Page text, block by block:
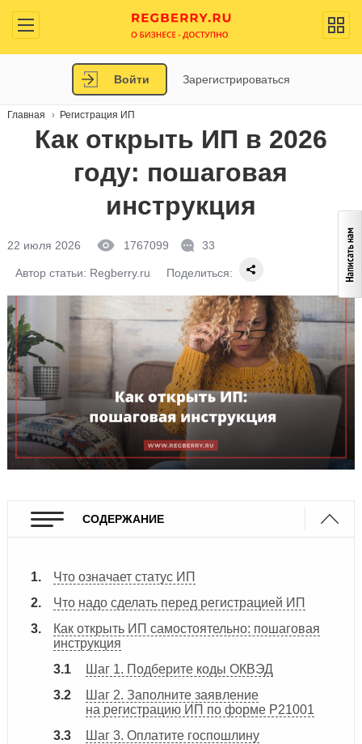
Войти Зарегистрироваться
Главная Регистрация ИП
Как открыть ИП в 2026
году: пошаговая
инструкция
22 июля 2026 1767099 33
Автор статьи: Regberry.ru Поделиться:
СОДЕРЖАНИЕ
Что означает статус ИП
Что надо сделать перед регистрацией ИП
Как открыть ИП самостоятельно: пошаговая
инструкция
Шаг 1. Подберите коды ОКВЭД
Шаг 2. Заполните заявление
на регистрацию ИП по форме Р21001
Шаг 3. Оплатите госпошлину